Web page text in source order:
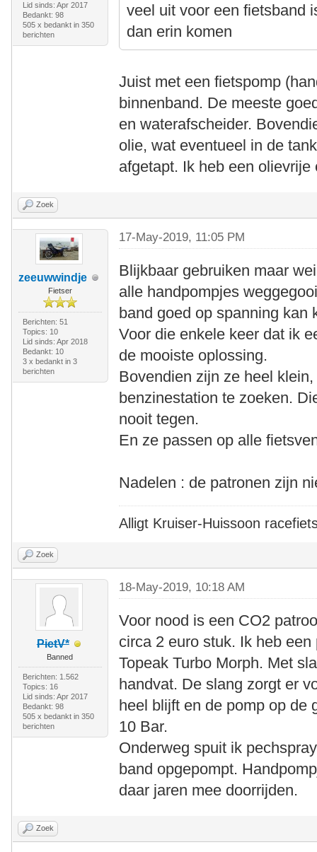
Lid sinds: Apr 2017
Bedankt: 98
505 x bedankt in 350
berichten
veel uit voor een fietsband
dan erin komen
Juist met een fietspomp
binnenband. De meeste
en waterafscheider.
olie, wat eventueel in de
afgetapt. Ik heb een
Zoek
zeeuwwindje
Fietser
Berichten: 51
Topics: 10
Lid sinds: Apr 2018
Bedankt: 10
3 x bedankt in 3
berichten
17-May-2019, 11:05 PM
Blijkbaar gebruiken maar
alle handpompjes
band goed op spanning kan
Voor die enkele keer dat ik
de mooiste oplossing.
Bovendien zijn ze heel
benzinestation te zoeken.
nooit tegen.
En ze passen op alle
Nadelen : de patronen zijn
Alligt Kruiser-Huissoon
Zoek
PietV*
Banned
Berichten: 1.562
Topics: 16
Lid sinds: Apr 2017
Bedankt: 98
505 x bedankt in 350
berichten
18-May-2019, 10:18 AM
Voor nood is een CO2
circa 2 euro stuk. Ik heb
Topeak Turbo Morph. Met
handvat. De slang zorgt er
heel blijft en de pomp op de
10 Bar.
Onderweg spuit ik
band opgepompt.
daar jaren mee doorrijden.
Zoek